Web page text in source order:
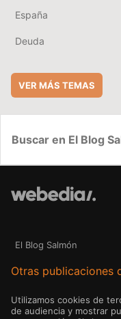
España
Deuda
VER MÁS TEMAS
El Blog Salmón
Otras publicaciones
Utilizamos cookies de
de audiencia y mostrar